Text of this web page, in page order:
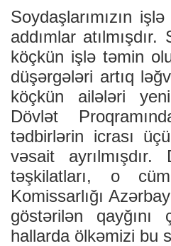
Soydaşlarımızın
addımlar
köçkün işlə təmin
düşərgələri artıq
köçkün ailələri
Dövlət
tədbirlərin icrası
vəsait
təşkilatları, o
Komissarlığı
göstərilən
hallarda ölkəmizi bu